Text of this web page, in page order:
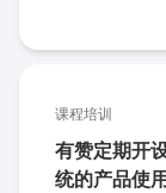
课程培训
有赞定期开
统的产品使